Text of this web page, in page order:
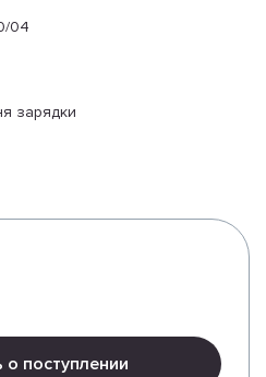
04
зарядки
поступлении